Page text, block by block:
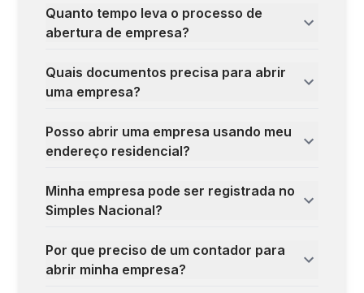
Quanto tempo leva o processo de
abertura de empresa?
Quais documentos precisa para abrir
uma empresa?
Posso abrir uma empresa usando meu
endereço residencial?
Minha empresa pode ser registrada no
Simples Nacional?
Por que preciso de um contador para
abrir minha empresa?